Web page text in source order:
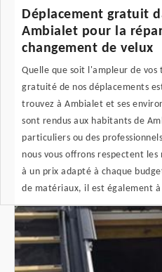
Déplacement gratuit
Ambialet pour la
changement de velux
Quelle que soit l'ampleur de
gratuité de nos déplacements
trouvez à Ambialet et ses
sont rendus aux habitants de
particuliers ou des
nous vous offrons respectent les
à un prix adapté à chaque
de matériaux, il est également